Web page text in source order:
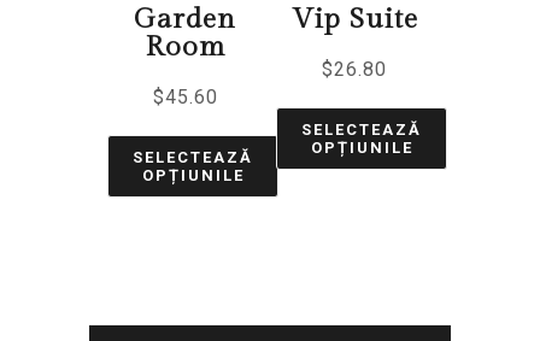
Garden
Room
$45.60
SELECTEAZĂ
OPȚIUNILE
Vip Suite
$26.80
SELECTEAZĂ
OPȚIUNILE